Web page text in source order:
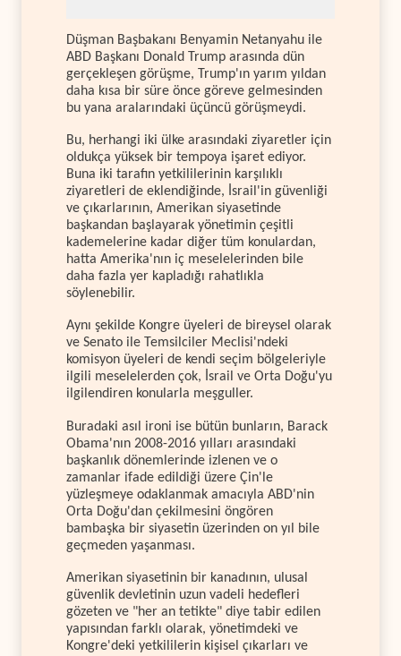
Düşman Başbakanı Benyamin Netanyahu ile
ABD Başkanı Donald Trump arasında dün
gerçekleşen görüşme, Trump'ın yarım yıldan
daha kısa bir süre önce göreve gelmesinden
bu yana aralarındaki üçüncü görüşmeydi.
Bu, herhangi iki ülke arasındaki ziyaretler için
oldukça yüksek bir tempoya işaret ediyor.
Buna iki tarafın yetkililerinin karşılıklı
ziyaretleri de eklendiğinde, İsrail'in güvenliği
ve çıkarlarının, Amerikan siyasetinde
başkandan başlayarak yönetimin çeşitli
kademelerine kadar diğer tüm konulardan,
hatta Amerika'nın iç meselelerinden bile
daha fazla yer kapladığı rahatlıkla
söylenebilir.
Aynı şekilde Kongre üyeleri de bireysel olarak
ve Senato ile Temsilciler Meclisi'ndeki
komisyon üyeleri de kendi seçim bölgeleriyle
ilgili meselelerden çok, İsrail ve Orta Doğu'yu
ilgilendiren konularla meşguller.
Buradaki asıl ironi ise bütün bunların, Barack
Obama'nın 2008-2016 yılları arasındaki
başkanlık dönemlerinde izlenen ve o
zamanlar ifade edildiği üzere Çin'le
yüzleşmeye odaklanmak amacıyla ABD'nin
Orta Doğu'dan çekilmesini öngören
bambaşka bir siyasetin üzerinden on yıl bile
geçmeden yaşanması.
Amerikan siyasetinin bir kanadının, ulusal
güvenlik devletinin uzun vadeli hedefleri
gözeten ve "her an tetikte" diye tabir edilen
yapısından farklı olarak, yönetimdeki ve
Kongre'deki yetkililerin kişisel çıkarları ve